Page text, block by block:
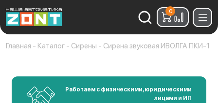
Найти:
0
Главная - Каталог - Сирены - Сирена звуковая ИВОЛГА ПКИ-1
Работаем с физическими, юридическими
лицами и ИП